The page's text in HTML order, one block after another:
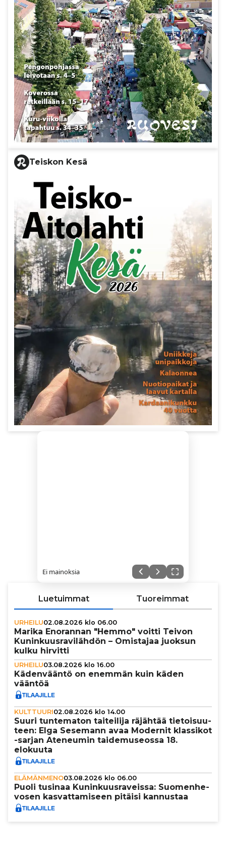
Teiskon Kesä
Ei mainoksia
Luetuimmat Tuoreimmat
URHEILU02.08.2026 klo 06.00
Marika Enorannan "Hemmo" voitti Teivon
Kunin­kuus­ra­vi­läh­dön – Omistajaa juoksun
kulku hirvitti
URHEILU03.08.2026 klo 16.00
Käden­vääntö on enemmän kuin käden
vääntöä
KULTTUURI02.08.2026 klo 14.00
Suuri tun­te­ma­ton tai­tei­lija räjähtää tie­toi­suu­
teen: Elga Sesemann avaa Modernit klassikot
-sarjan Ateneumin tai­de­mu­se­ossa 18.
elokuuta
ELÄMÄNMENO03.08.2026 klo 06.00
Puoli tusinaa Kunin­kuus­ra­veissa: Suo­men­he­
vo­sen kas­vat­ta­mi­seen pitäisi kannustaa